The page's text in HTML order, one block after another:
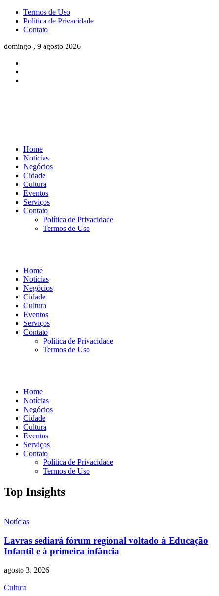
Termos de Uso
Política de Privacidade
Contato
domingo , 9 agosto 2026
Home
Notícias
Negócios
Cidade
Cultura
Eventos
Serviços
Contato
Política de Privacidade
Termos de Uso
Home
Notícias
Negócios
Cidade
Cultura
Eventos
Serviços
Contato
Política de Privacidade
Termos de Uso
Home
Notícias
Negócios
Cidade
Cultura
Eventos
Serviços
Contato
Política de Privacidade
Termos de Uso
Top Insights
Notícias
Lavras sediará fórum regional voltado à Educação
Infantil e à primeira infância
agosto 3, 2026
Cultura